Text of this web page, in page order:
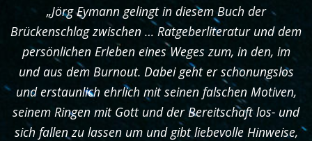
„Jörg Eymann gelingt in diesem Buch der
Brückenschlag zwischen … Ratgeberliteratur und dem
persönlichen Erleben eines Weges zum, in den, im
und aus dem Burnout. Dabei geht er schonungslos
und erstaunlich ehrlich mit seinen falschen Motiven,
seinem Ringen mit Gott und der Bereitschaft los- und
sich fallen zu lassen um und gibt liebevolle Hinweise,